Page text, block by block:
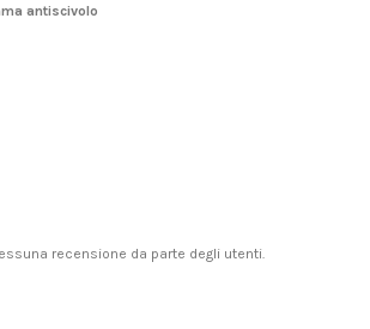
antiscivolo
recensione da parte degli utenti.